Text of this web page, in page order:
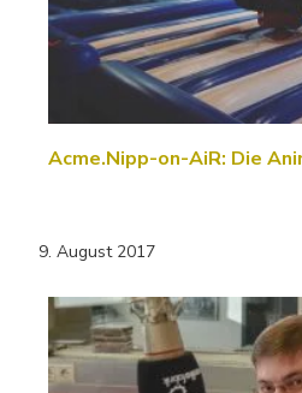
Acme.Nipp-on-AiR: Die
9. August 2017